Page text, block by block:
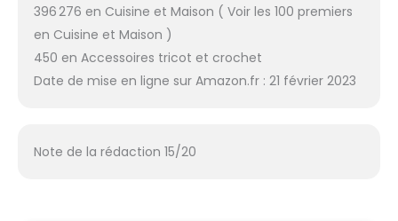
396 276 en Cuisine et Maison ( Voir les 100 premiers
en Cuisine et Maison )
450 en Accessoires tricot et crochet
Date de mise en ligne sur Amazon.fr : 21 février 2023
Note de la rédaction 15/20